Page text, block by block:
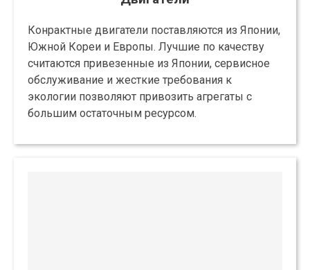
Конрактные двигатели поставляются из Японии,
Южной Кореи и Европы. Лучшие по качеству
считаются привезенные из Японии, сервисное
обслуживание и жесткие требования к
экологии позволяют привозить агрегаты с
большим остаточным ресурсом.